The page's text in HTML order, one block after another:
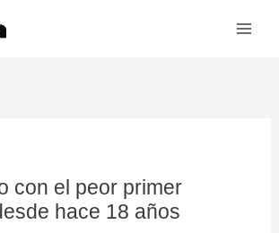
con el peor primer
hace 18 años